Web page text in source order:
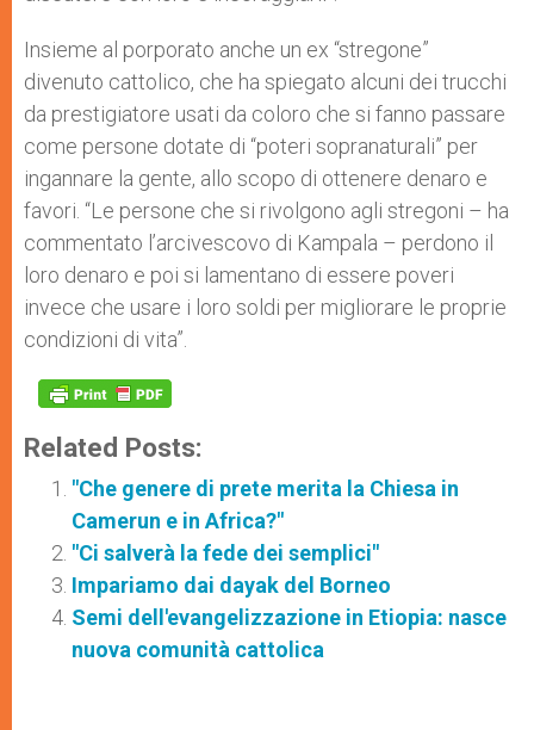
Insieme al porporato anche un ex “stregone”
divenuto cattolico, che ha spiegato alcuni dei trucchi
da prestigiatore usati da coloro che si fanno passare
come persone dotate di “poteri sopranaturali” per
ingannare la gente, allo scopo di ottenere denaro e
favori. “Le persone che si rivolgono agli stregoni – ha
commentato l’arcivescovo di Kampala – perdono il
loro denaro e poi si lamentano di essere poveri
invece che usare i loro soldi per migliorare le proprie
condizioni di vita”.
Related Posts:
"Che genere di prete merita la Chiesa in
Camerun e in Africa?"
"Ci salverà la fede dei semplici"
Impariamo dai dayak del Borneo
Semi dell'evangelizzazione in Etiopia: nasce
nuova comunità cattolica